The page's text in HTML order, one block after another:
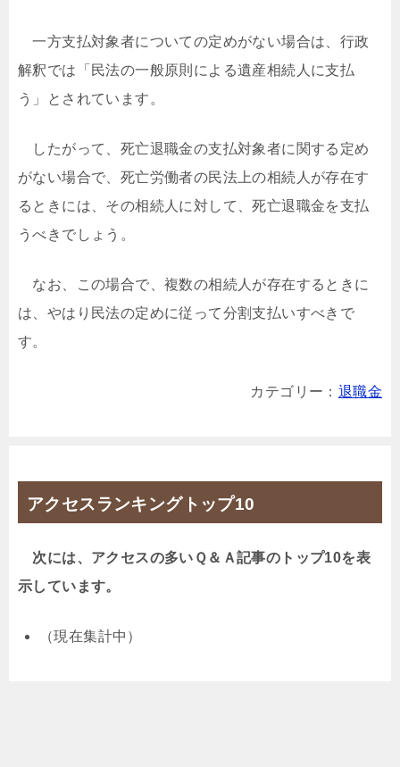
一方支払対象者についての定めがない場合は、行政
解釈では「民法の一般原則による遺産相続人に支払
う」とされています。
したがって、死亡退職金の支払対象者に関する定め
がない場合で、死亡労働者の民法上の相続人が存在す
るときには、その相続人に対して、死亡退職金を支払
うべきでしょう。
なお、この場合で、複数の相続人が存在するときに
は、やはり民法の定めに従って分割支払いすべきで
す。
カテゴリー： 退職金
アクセスランキングトップ10
次には、アクセスの多いＱ＆Ａ記事のトップ10を表
示しています。
（現在集計中）